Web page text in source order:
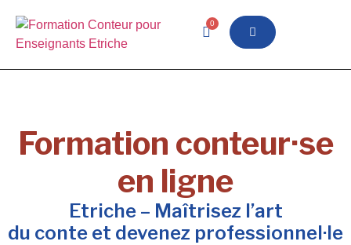
0
Formation conteur·se
en ligne
Etriche – Maîtrisez l’art
du conte et devenez professionnel·le